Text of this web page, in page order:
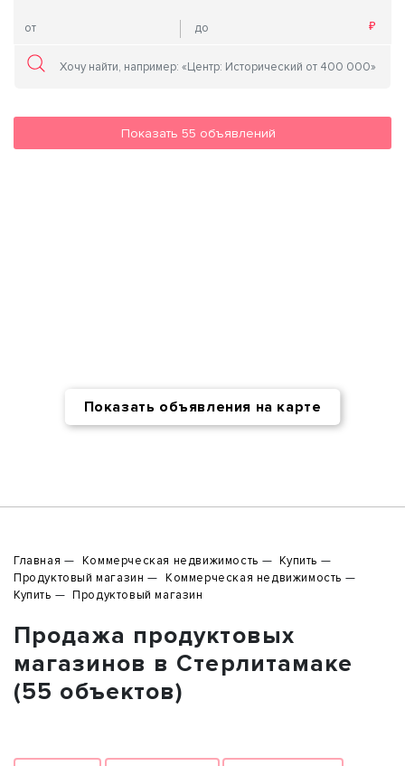
Показать 55 объявлений
Показать объявления на карте
Главная Коммерческая недвижимость
Купить
Продуктовый магазин
Коммерческая недвижимость
Купить
Продуктовый магазин
Продажа продуктовых
магазинов в Стерлитамаке
(55 объектов)